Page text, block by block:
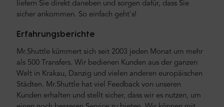
liefern Sie direkt daneben und sorgen dafür, dass Sie
sicher ankommen. So einfach geht's!
Erfahrungsberichte
Mr.Shuttle kümmert sich seit 2003 jeden Monat um mehr
als 500 Transfers. Wir bedienen Kunden aus der ganzen
Welt in Krakau, Danzig und vielen anderen europäischen
Städten. Mr.Shuttle hat viel Feedback von unseren
Kunden erhalten und stellt sicher, dass wir es nutzen, um